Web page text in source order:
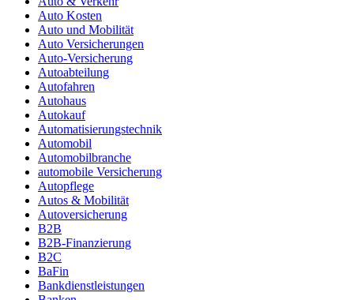
Auto Kosten
Auto und Mobilität
Auto Versicherungen
Auto-Versicherung
Autoabteilung
Autofahren
Autohaus
Autokauf
Automatisierungstechnik
Automobil
Automobilbranche
automobile Versicherung
Autopflege
Autos & Mobilität
Autoversicherung
B2B
B2B-Finanzierung
B2C
BaFin
Bankdienstleistungen